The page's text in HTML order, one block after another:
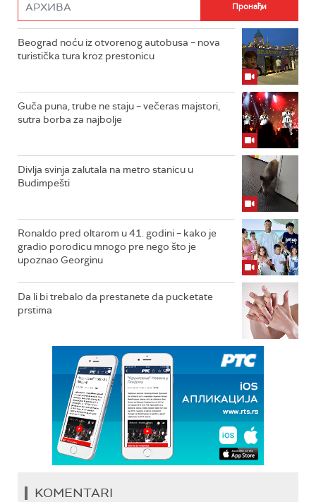
Beograd noću iz otvorenog autobusa – nova
turistička tura kroz prestonicu
Guča puna, trube ne staju – večeras majstori,
sutra borba za najbolje
Divlja svinja zalutala na metro stanicu u
Budimpešti
Ronaldo pred oltarom u 41. godini – kako je
gradio porodicu mnogo pre nego što je
upoznao Georginu
Da li bi trebalo da prestanete da pucketate
prstima
KOMENTARI